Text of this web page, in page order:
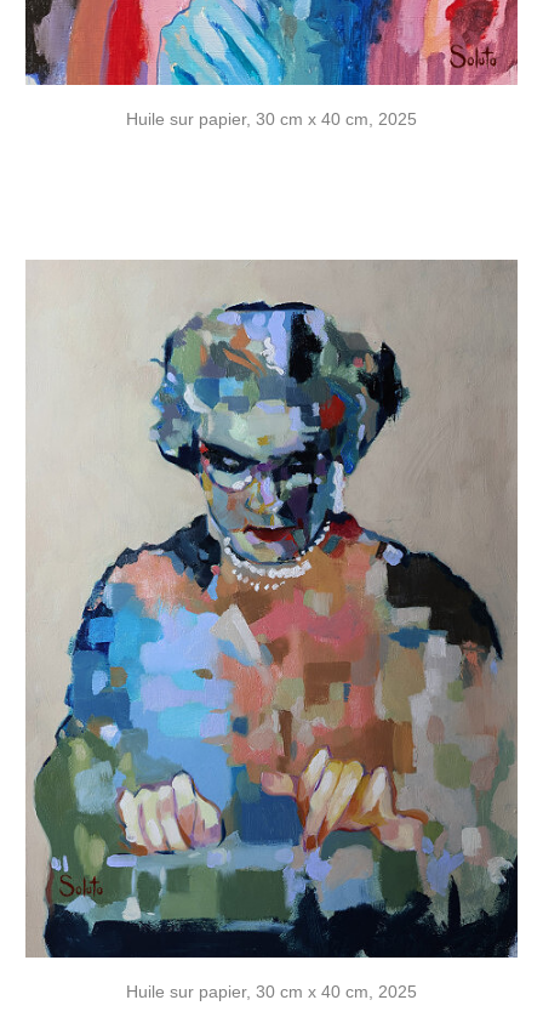
Huile sur papier, 30 cm x 40 cm, 2025
Huile sur papier, 30 cm x 40 cm, 2025